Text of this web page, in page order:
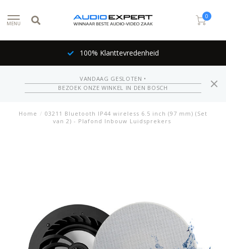
MENU
0
100% Klanttevredenheid
VANDAAG GESLOTEN •
BEZOEK ONZE WINKEL IN DEN BOSCH
Home / 03211 Bluetooth IP44 wireless 6.5 inch (97 mm) (Set
van 2) - Plafond Inbouw Luidsprekers